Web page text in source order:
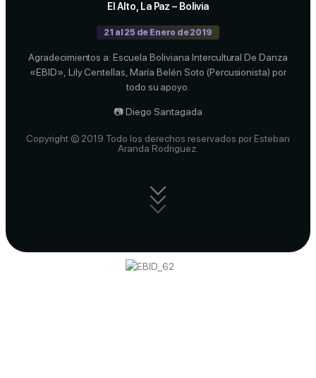
El Alto, La Paz – Bolivia
21 al 25 de Enero de 2019
Agradecimientos a: Escuela Boliviana Intercultural De Danza
«EBID», Lily Centellas, María Belén Soto (Percusionista) por
todo su apoyo.
📷 Diego Santagada
Copyright © 2019 Todo los derechos reservados por Esteban
Aranda Rodriguez.